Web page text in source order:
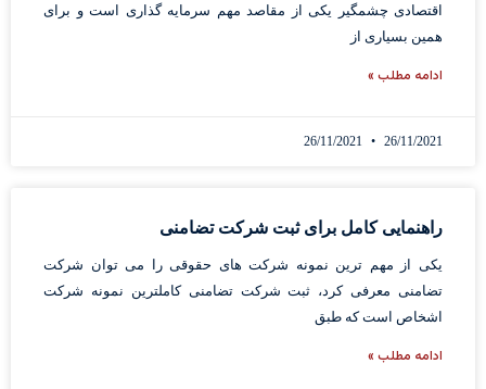
اقتصادی چشمگیر یکی از مقاصد مهم سرمایه گذاری است و برای
همین بسیاری از
ادامه مطلب »
26/11/2021
راهنمایی کامل برای ثبت شرکت تضامنی
یکی از مهم ترین نمونه شرکت های حقوقی را می توان شرکت
تضامنی معرفی کرد، ثبت شرکت تضامنی کاملترین نمونه شرکت
اشخاص است که طبق
ادامه مطلب »